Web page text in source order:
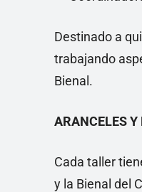
Destinado a
trabajando
Bienal.
ARANCELES Y
Cada taller
y la Bienal del